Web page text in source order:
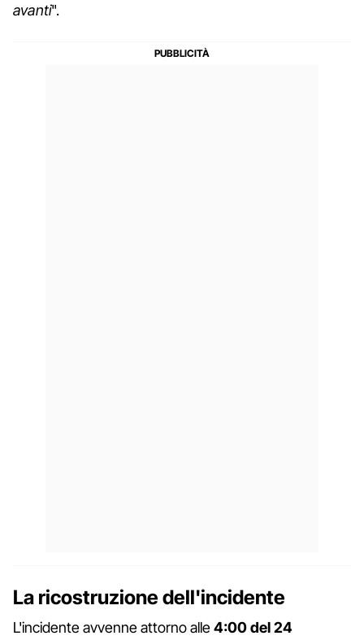
avanti".
La ricostruzione dell'incidente
L'incidente avvenne attorno alle4:00 del 24